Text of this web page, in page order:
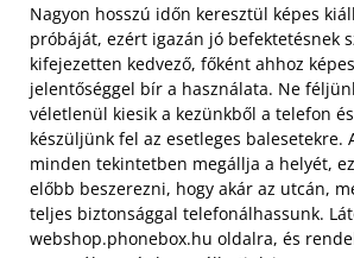
Nagyon hosszú időn keresztül képes
próbáját, ezért igazán jó befektetésnek
kifejezetten kedvező, főként ahhoz
jelentőséggel bír a használata. Ne
véletlenül kiesik a kezünkből a telefon
készüljünk fel az esetleges balesetekre.
minden tekintetben megállja a helyét,
előbb beszerezni, hogy akár az utcán,
teljes biztonsággal telefonálhassunk.
webshop.phonebox.hu oldalra, és